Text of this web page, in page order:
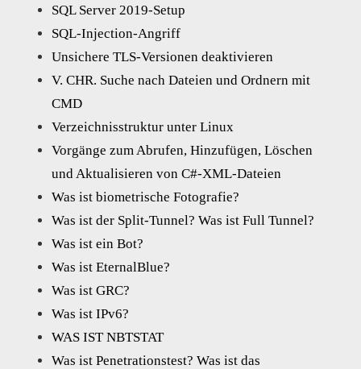
SQL Server 2019-Setup
SQL-Injection-Angriff
Unsichere TLS-Versionen deaktivieren
V. CHR. Suche nach Dateien und Ordnern mit
CMD
Verzeichnisstruktur unter Linux
Vorgänge zum Abrufen, Hinzufügen, Löschen
und Aktualisieren von C#-XML-Dateien
Was ist biometrische Fotografie?
Was ist der Split-Tunnel? Was ist Full Tunnel?
Was ist ein Bot?
Was ist EternalBlue?
Was ist GRC?
Was ist IPv6?
WAS IST NBTSTAT
Was ist Penetrationstest? Was ist das